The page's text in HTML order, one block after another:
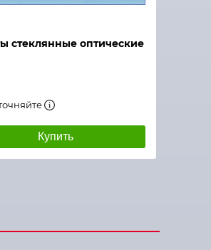
стеклянные оптические
Купить